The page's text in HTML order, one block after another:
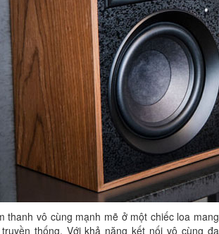
thanh vô cùng mạnh mẽ ở một chiếc loa mang
thống. Với khả năng kết nối vô cùng đa